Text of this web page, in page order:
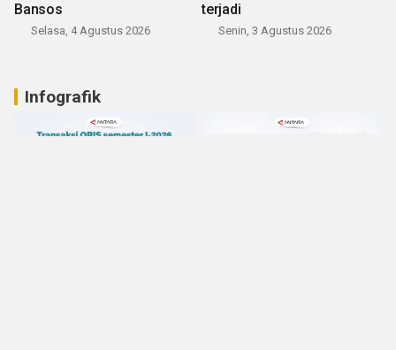
Bansos
Selasa, 4 Agustus 2026
terjadi
Senin, 3 Agustus 2026
Infografik